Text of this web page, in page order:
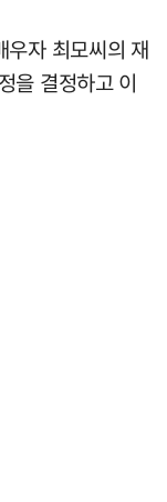
우자 최모씨의 재
을 결정하고 이